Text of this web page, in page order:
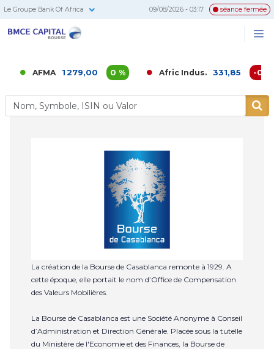
Le Groupe Bank Of Africa 09/08/2026 - 03:17 séance fermée
AFMA 1 279,00 0 % Afric Indus. 331,85 -0,02
La création de la Bourse de Casablanca remonte à 1929. A
cette époque, elle portait le nom d’Office de Compensation
des Valeurs Mobilières.
La Bourse de Casablanca est une Société Anonyme à Conseil
d’Administration et Direction Générale. Placée sous la tutelle
du Ministère de l'Economie et des Finances, la Bourse de